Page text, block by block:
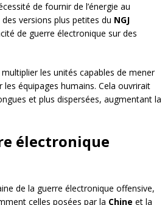
de fournir de l’énergie au
versions plus petites du NGJ
de guerre électronique sur des
les unités capables de mener
équipages humains. Cela ouvrirait
et plus dispersées, augmentant la
électronique
de la guerre électronique offensive,
celles posées par la Chine et la